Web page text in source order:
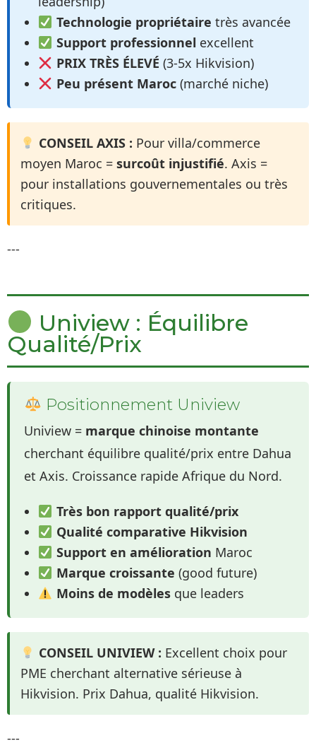
Technologie propriétaire très avancée
Support professionnel excellent
PRIX TRÈS ÉLEVÉ (3-5x Hikvision)
Peu présent Maroc(marché niche)
CONSEIL AXIS : Pour villa/commerce
moyen Maroc = surcoût injustifié. Axis =
pour installations gouvernementales ou très
critiques.
---
Uniview : Équilibre
Qualité/Prix
Positionnement Uniview
Uniview = marque chinoise montante
cherchant équilibre qualité/prix entre Dahua
et Axis. Croissance rapide Afrique du Nord.
Très bon rapport qualité/prix
Qualité comparative Hikvision
Support en amélioration Maroc
Marque croissante (good future)
Moins de modèlesque leaders
CONSEIL UNIVIEW : Excellent choix pour
PME cherchant alternative sérieuse à
Hikvision. Prix Dahua, qualité Hikvision.
---